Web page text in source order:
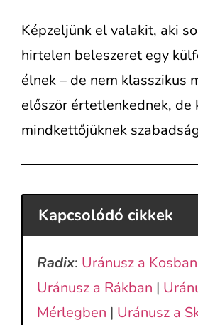
Képzeljünk el valakit, aki
hirtelen beleszeret egy
élnek – de nem klasszikus
először értetlenkednek,
mindkettőjüknek
Kapcsolódó cikkek
Radix: Uránusz a Kosban
Uránusz a Rákban |
Mérlegben | Uránusz a